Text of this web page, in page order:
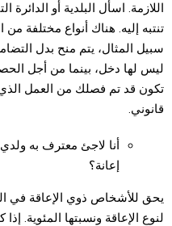
اللازمة. اسأل البلدية أو
تنتبه إليه. هناك أنواع مختلفة
سبيل المثال، يتم منح بدل
ليس لها دخل، بينما من أجل
تكون قد تم فصلك من العمل
قانوني.
أنا لاجئ معترف به
إعانة؟
يحق للأشخاص ذوي الإعاقة في
لنوع الإعاقة ونسبتها المئوية.